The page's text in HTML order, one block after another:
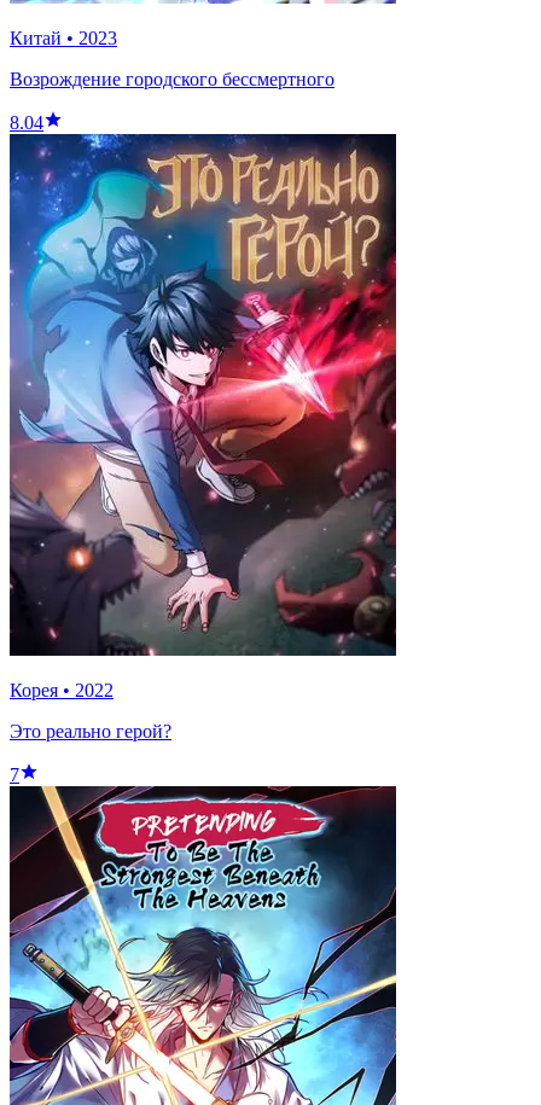
Китай • 2023
Возрождение городского бессмертного
8.04
Корея • 2022
Это реально герой?
7